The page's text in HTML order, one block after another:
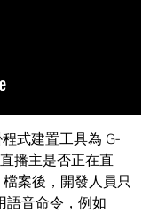
式建置工具為 G-
播主是否正在直
案後，開發人員只
語音命令，例如